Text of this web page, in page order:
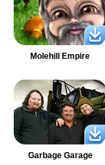
Molehill Empire
Garbage Garage